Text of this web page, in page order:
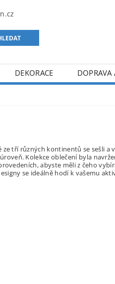
DEKORACE
DOPRAVA
tří různých kontinentů se sešli a
Kolekce oblečení byla
abyste měli z čeho
se ideálně hodí k vašemu